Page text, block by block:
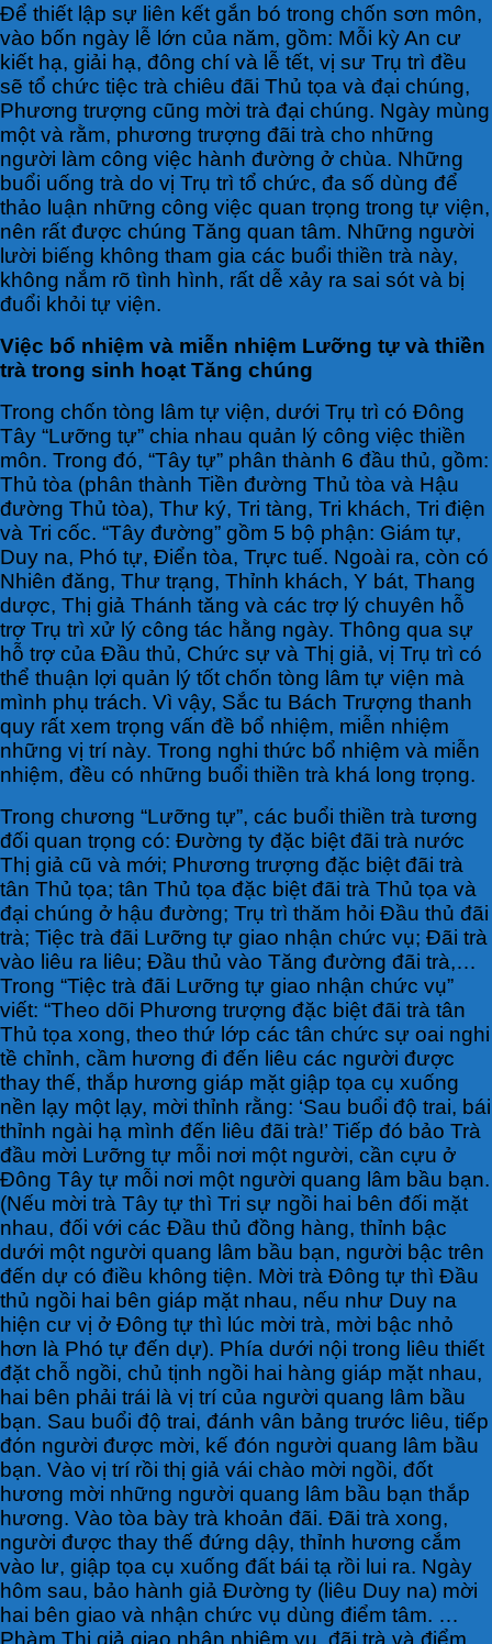
Để thiết lập sự liên kết gắn bó trong chốn sơn môn,
vào bốn ngày lễ lớn của năm, gồm: Mỗi kỳ An cư
kiết hạ, giải hạ, đông chí và lễ tết, vị sư Trụ trì đều
sẽ tổ chức tiệc trà chiêu đãi Thủ tọa và đại chúng,
Phương trượng cũng mời trà đại chúng. Ngày mùng
một và rằm, phương trượng đãi trà cho những
người làm công việc hành đường ở chùa. Những
buổi uống trà do vị Trụ trì tổ chức, đa số dùng để
thảo luận những công việc quan trọng trong tự viện,
nên rất được chúng Tăng quan tâm. Những người
lười biếng không tham gia các buổi thiền trà này,
không nắm rõ tình hình, rất dễ xảy ra sai sót và bị
đuổi khỏi tự viện.
Việc bổ nhiệm và miễn nhiệm Lưỡng tự và thiền
trà trong sinh hoạt Tăng chúng
Trong chốn tòng lâm tự viện, dưới Trụ trì có Đông
Tây “Lưỡng tự” chia nhau quản lý công việc thiền
môn. Trong đó, “Tây tự” phân thành 6 đầu thủ, gồm:
Thủ tòa (phân thành Tiền đường Thủ tòa và Hậu
đường Thủ tòa), Thư ký, Tri tàng, Tri khách, Tri điện
và Tri cốc. “Tây đường” gồm 5 bộ phận: Giám tự,
Duy na, Phó tự, Điển tòa, Trực tuế. Ngoài ra, còn có
Nhiên đăng, Thư trạng, Thỉnh khách, Y bát, Thang
dược, Thị giả Thánh tăng và các trợ lý chuyên hỗ
trợ Trụ trì xử lý công tác hằng ngày. Thông qua sự
hỗ trợ của Đầu thủ, Chức sự và Thị giả, vị Trụ trì có
thể thuận lợi quản lý tốt chốn tòng lâm tự viện mà
mình phụ trách. Vì vậy, Sắc tu Bách Trượng thanh
quy rất xem trọng vấn đề bổ nhiệm, miễn nhiệm
những vị trí này. Trong nghi thức bổ nhiệm và miễn
nhiệm, đều có những buổi thiền trà khá long trọng.
Trong chương “Lưỡng tự”, các buổi thiền trà tương
đối quan trọng có: Đường ty đặc biệt đãi trà nước
Thị giả cũ và mới; Phương trượng đặc biệt đãi trà
tân Thủ tọa; tân Thủ tọa đặc biệt đãi trà Thủ tọa và
đại chúng ở hậu đường; Trụ trì thăm hỏi Đầu thủ đãi
trà; Tiệc trà đãi Lưỡng tự giao nhận chức vụ; Đãi trà
vào liêu ra liêu; Đầu thủ vào Tăng đường đãi trà,…
Trong “Tiệc trà đãi Lưỡng tự giao nhận chức vụ”
viết: “Theo dõi Phương trượng đặc biệt đãi trà tân
Thủ tọa xong, theo thứ lớp các tân chức sự oai nghi
tề chỉnh, cầm hương đi đến liêu các người được
thay thế, thắp hương giáp mặt giập tọa cụ xuống
nền lạy một lạy, mời thỉnh rằng: ‘Sau buổi độ trai, bái
thỉnh ngài hạ mình đến liêu đãi trà!’ Tiếp đó bảo Trà
đầu mời Lưỡng tự mỗi nơi một người, cần cựu ở
Đông Tây tự mỗi nơi một người quang lâm bầu bạn.
(Nếu mời trà Tây tự thì Tri sự ngồi hai bên đối mặt
nhau, đối với các Đầu thủ đồng hàng, thỉnh bậc
dưới một người quang lâm bầu bạn, người bậc trên
đến dự có điều không tiện. Mời trà Đông tự thì Đầu
thủ ngồi hai bên giáp mặt nhau, nếu như Duy na
hiện cư vị ở Đông tự thì lúc mời trà, mời bậc nhỏ
hơn là Phó tự đến dự). Phía dưới nội trong liêu thiết
đặt chỗ ngồi, chủ tịnh ngồi hai hàng giáp mặt nhau,
hai bên phải trái là vị trí của người quang lâm bầu
bạn. Sau buổi độ trai, đánh vân bảng trước liêu, tiếp
đón người được mời, kế đón người quang lâm bầu
bạn. Vào vị trí rồi thị giả vái chào mời ngồi, đốt
hương mời những người quang lâm bầu bạn thắp
hương. Vào tòa bày trà khoản đãi. Đãi trà xong,
người được thay thế đứng dậy, thỉnh hương cắm
vào lư, giập tọa cụ xuống đất bái tạ rồi lui ra. Ngày
hôm sau, bảo hành giả Đường ty (liêu Duy na) mời
hai bên giao và nhận chức vụ dùng điểm tâm. …
Phàm Thị giả giao nhận nhiệm vụ, đãi trà và điểm